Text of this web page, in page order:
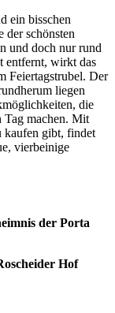
ein bisschen
der schönsten
und doch nur rund
entfernt, wirkt das
Feiertagstrubel. Der
liegen
die
Tag machen. Mit
kaufen gibt, findet
vierbeinige
der Porta
Hof